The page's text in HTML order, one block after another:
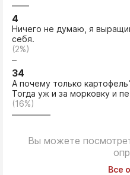
4
Ничего не думаю, я
себя.
(2%)
34
А почему только
Тогда уж и за морковку и
(16%)
Вы можете
Все